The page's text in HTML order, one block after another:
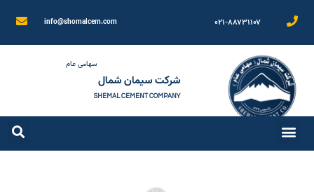
۰۲۱-۸۸۷۳۱۱۰۷ info@shomalcem.com
سهامی عام
شرکت سیمان شمال
SHEMAL CEMENT COMPANY